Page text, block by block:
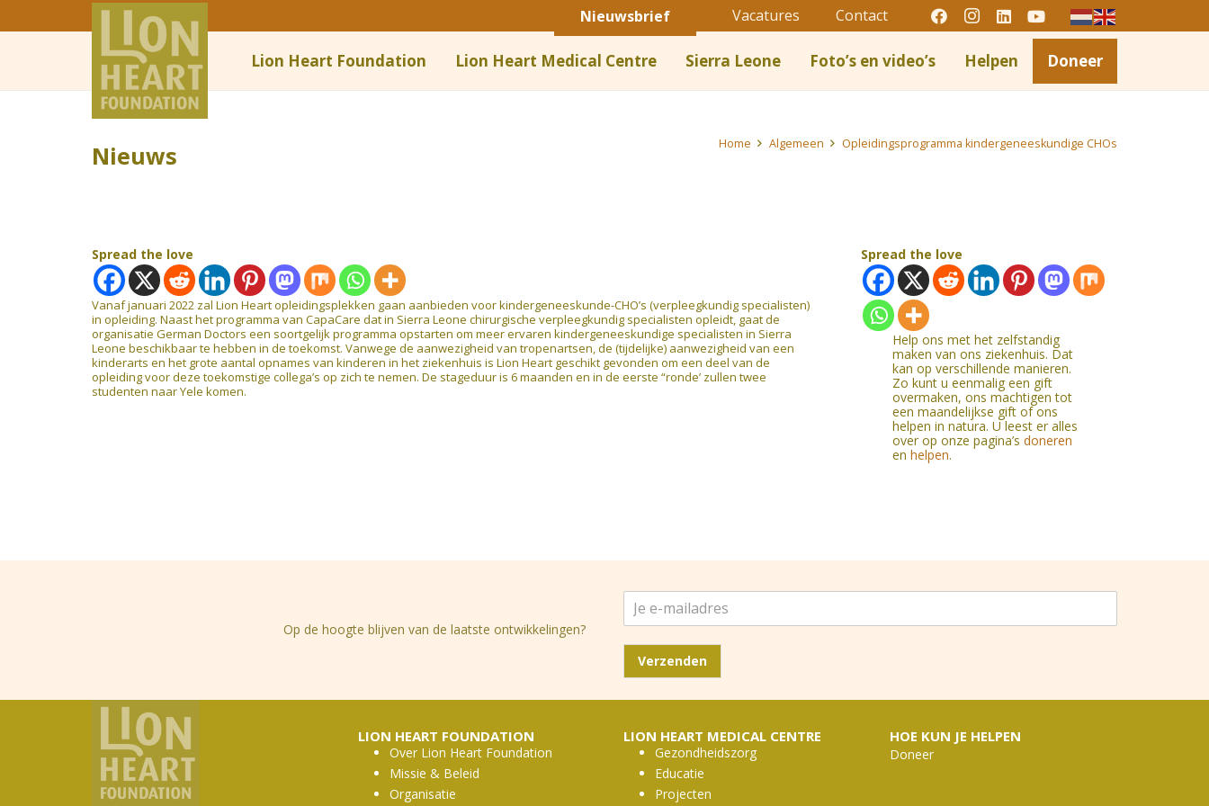
Nieuwsbrief Vacatures Contact
Lion Heart Foundation Lion Heart Medical Centre Sierra Leone Foto’s en video’s Helpen Doneer
Nieuws Home Algemeen Opleidingsprogramma kindergeneeskundige CHOs
Spread the love
Vanaf januari 2022 zal Lion Heart opleidingsplekken gaan aanbieden voor kindergeneeskunde-CHO’s (verpleegkundig specialisten)
in opleiding. Naast het programma van CapaCare dat in Sierra Leone chirurgische verpleegkundig specialisten opleidt, gaat de
organisatie German Doctors een soortgelijk programma opstarten om meer ervaren kindergeneeskundige specialisten in Sierra
Leone beschikbaar te hebben in de toekomst. Vanwege de aanwezigheid van tropenartsen, de (tijdelijke) aanwezigheid van een
kinderarts en het grote aantal opnames van kinderen in het ziekenhuis is Lion Heart geschikt gevonden om een deel van de
opleiding voor deze toekomstige collega’s op zich te nemen. De stageduur is 6 maanden en in de eerste “ronde’ zullen twee
studenten naar Yele komen.
Spread the love
Help ons met het zelfstandig
maken van ons ziekenhuis. Dat
kan op verschillende manieren.
Zo kunt u eenmalig een gift
overmaken, ons machtigen tot
een maandelijkse gift of ons
helpen in natura. U leest er alles
over op onze pagina’s doneren
en helpen.
Op de hoogte blijven van de laatste ontwikkelingen?
a
Verzenden
LION HEART FOUNDATION
Over Lion Heart Foundation
Missie & Beleid
Organisatie
LION HEART MEDICAL CENTRE
Gezondheidszorg
Educatie
Projecten
HOE KUN JE HELPEN
Doneer